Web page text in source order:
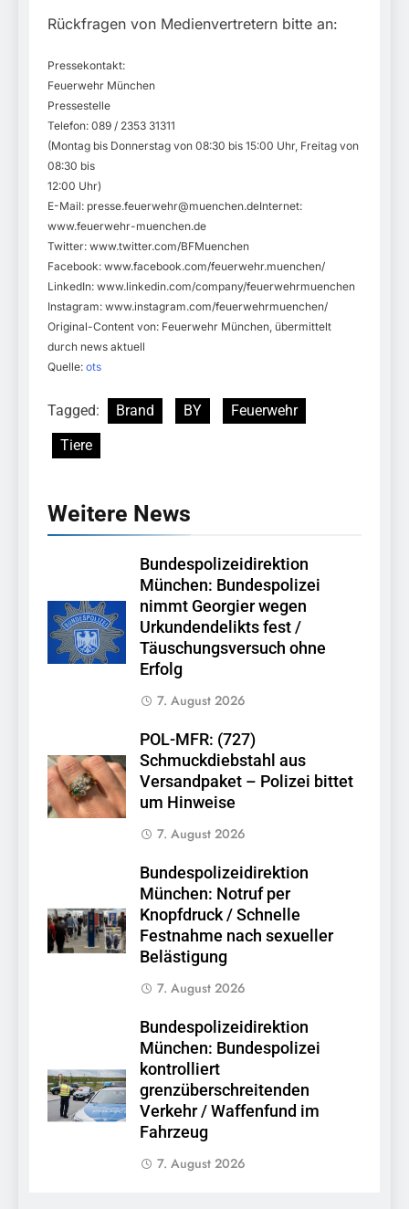
Rückfragen von Medienvertretern bitte an:
Pressekontakt:
Feuerwehr München
Pressestelle
Telefon: 089 / 2353 31311
(Montag bis Donnerstag von 08:30 bis 15:00 Uhr, Freitag von
08:30 bis
12:00 Uhr)
E-Mail: presse.feuerwehr@muenchen.deInternet:
www.feuerwehr-muenchen.de
Twitter: www.twitter.com/BFMuenchen
Facebook: www.facebook.com/feuerwehr.muenchen/
LinkedIn: www.linkedin.com/company/feuerwehrmuenchen
Instagram: www.instagram.com/feuerwehrmuenchen/
Original-Content von: Feuerwehr München, übermittelt
durch news aktuell
Quelle: ots
Tagged: Brand BY
Feuerwehr
Tiere
Weitere News
Bundespolizeidirektion
München: Bundespolizei
nimmt Georgier wegen
Urkundendelikts fest /
Täuschungsversuch ohne
Erfolg
7. August 2026
POL-MFR: (727)
Schmuckdiebstahl aus
Versandpaket – Polizei bittet
um Hinweise
7. August 2026
Bundespolizeidirektion
München: Notruf per
Knopfdruck / Schnelle
Festnahme nach sexueller
Belästigung
7. August 2026
Bundespolizeidirektion
München: Bundespolizei
kontrolliert
grenzüberschreitenden
Verkehr / Waffenfund im
Fahrzeug
7. August 2026